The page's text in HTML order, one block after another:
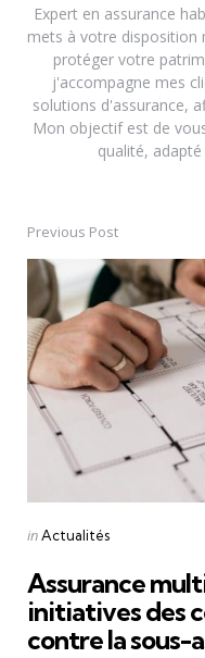
Expert en assurance
mets à votre disposition
protéger votre
j'accompagne mes
solutions d'assurance,
Mon objectif est de
qualité,
Post
navigation
Previous Post
Posted
inActualités
Assurance
initiatives des
contre la sous-